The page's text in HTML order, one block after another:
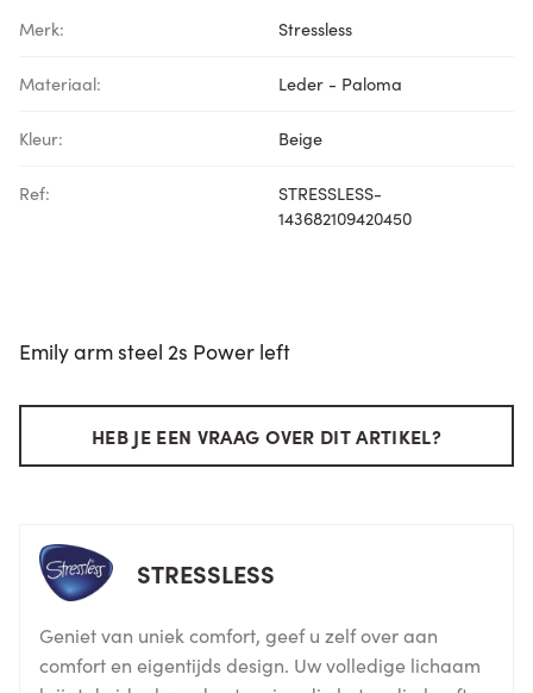
Merk: Stressless
Materiaal: Leder - Paloma
Kleur: Beige
Ref:
STRESSLESS-
143682109420450
Emily arm steel 2s Power left
HEB JE EEN VRAAG OVER DIT ARTIKEL?
STRESSLESS
Geniet van uniek comfort, geef u zelf over aan
comfort en eigentijds design. Uw volledige lichaam